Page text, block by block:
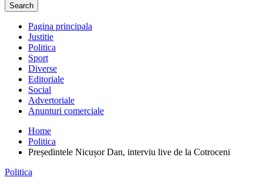
Search
Pagina principala
Justitie
Politica
Sport
Diverse
Editoriale
Social
Advertoriale
Anunturi comerciale
Home
Politica
Președintele Nicușor Dan, interviu live de la Cotroceni
Politica